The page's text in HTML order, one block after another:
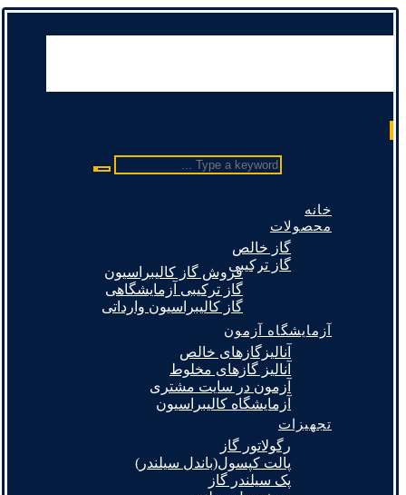
خانه
محصولات
گاز خالص
گاز ترکیبیفروش گاز کالیبراسیون
گاز ترکیبی آزمایشگاهی
گاز کالیبراسیون وارداتی
آزمایشگاه آزمون
آنالیزگازهای خالص
آنالیز گازهای مخلوط
آزمون در سایت مشتری
آزمایشگاه کالیبراسیون
تجهیزات
رگولاتور گاز
پالت کپسول(باندل سیلندر)
پک سیلندر گاز